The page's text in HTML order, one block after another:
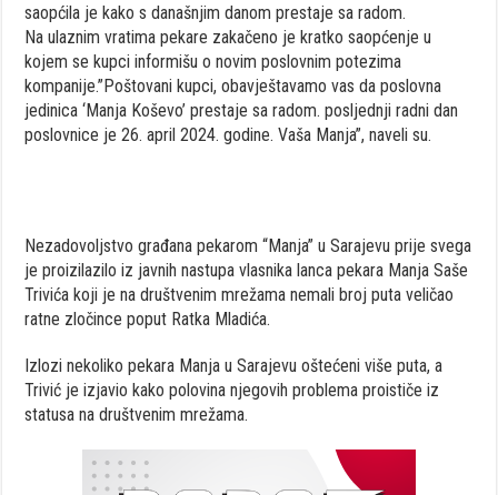
saopćila je kako s današnjim danom prestaje sa radom.
Na ulaznim vratima pekare zakačeno je kratko saopćenje u
kojem se kupci informišu o novim poslovnim potezima
kompanije.”Poštovani kupci, obavještavamo vas da poslovna
jedinica ‘Manja Koševo’ prestaje sa radom. posljednji radni dan
poslovnice je 26. april 2024. godine. Vaša Manja”, naveli su.
Nezadovoljstvo građana pekarom “Manja” u Sarajevu prije svega
je proizilazilo iz javnih nastupa vlasnika lanca pekara Manja Saše
Trivića koji je na društvenim mrežama nemali broj puta veličao
ratne zločince poput Ratka Mladića.
Izlozi nekoliko pekara Manja u Sarajevu oštećeni više puta, a
Trivić je izjavio kako polovina njegovih problema proističe iz
statusa na društvenim mrežama.